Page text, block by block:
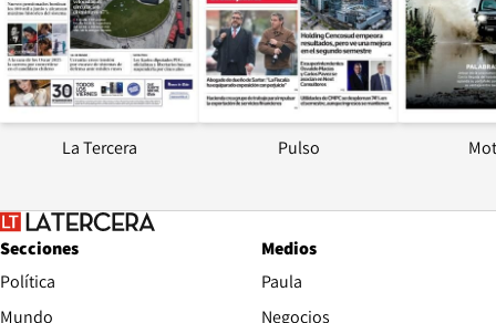
La Tercera Pulso
Secciones
Política
Mundo
Medios
Paula
Negocios